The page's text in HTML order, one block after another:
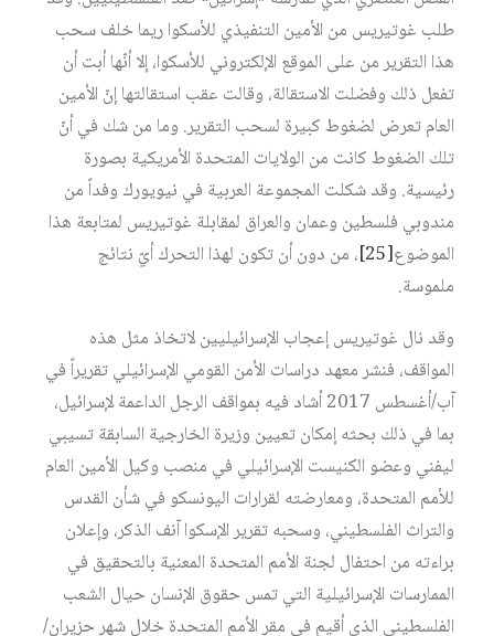
طلب غوتيريس من الأمين التنفيذي للأسكوا ريما خلف سحب
هذا التقرير من على الموقع الإلكتروني للأسكوا، إلا أنّها أبت أن
تفعل ذلك وفضلت الاستقالة، وقالت عقب استقالتها إنّ الأمين
العام تعرض لضغوط كبيرة لسحب التقرير. وما من شك في أنّ
تلك الضغوط كانت من الولايات المتحدة الأمريكية بصورة
رئيسية. وقد شكلت المجموعة العربية في نيويورك وفداً من
مندوبي فلسطين وعمان والعراق لمقابلة غوتيريس لمتابعة هذا
الموضوع[25]
، من دون أن تكون لهذا التحرك أيّ نتائج
ملموسة.
وقد نال غوتيريس إعجاب الإسرائيليين لاتخاذ مثل هذه
المواقف، فنشر معهد دراسات الأمن القومي الإسرائيلي تقريراً في
آب/أغسطس 2017 أشاد فيه بمواقف الرجل الداعمة لإسرائيل،
بما في ذلك بحثه إمكان تعيين وزيرة الخارجية السابقة تسيبي
ليفني وعضو الكنيست الإسرائيلي في منصب وكيل الأمين العام
للأمم المتحدة، ومعارضته لقرارات اليونسكو في شأن القدس
والتراث الفلسطيني، وسحبه تقرير الإسكوا آنف الذكر، وإعلان
براءته من احتفال لجنة الأمم المتحدة المعنية بالتحقيق في
الممارسات الإسرائيلية التي تمس حقوق الإنسان حيال الشعب
الفلسطيني الذي أقيم في مقر الأمم المتحدة خلال شهر حزيران/